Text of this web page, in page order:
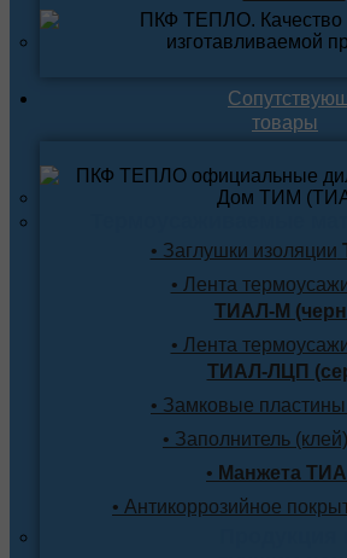
товары
• Заглушки изоляции
• Лента
ТИАЛ-М
• Лента
ТИАЛ-ЛЦП
• Замковые пластины
• Заполнитель (клей)
• Манжета
• Антикоррозийное